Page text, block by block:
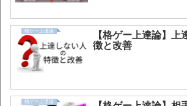
格ゲー上達論
【格ゲー上達論】上
徴と改善
格ゲー上達論